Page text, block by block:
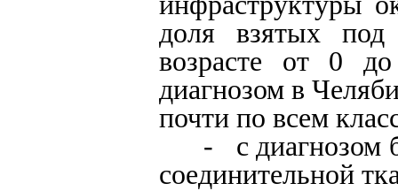
доля взятых под
возрасте от 0
диагнозом в
почти по всем
- с диагнозом
соединительной